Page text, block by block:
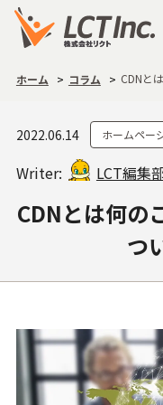
ホーム コラム CDNと
2022.06.14 ホームペー
Writer: LCT編集
CDNとは何の
つ